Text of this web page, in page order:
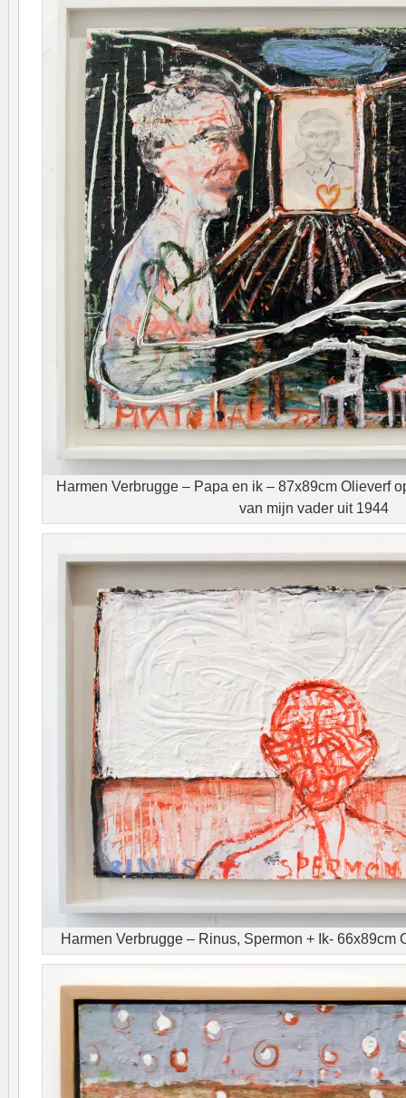
Harmen Verbrugge – Papa en ik – 87x89cm Olieverf
van mijn vader uit 1944
Harmen Verbrugge – Rinus, Spermon + Ik- 66x89cm